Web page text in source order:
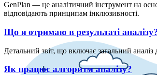
GenPlan — це аналітичний інструмент на
відповідають принципам інклюзивності.
Що я отримаю в результаті
Детальний звіт, що включає загальний
Як працює алгоритм аналізу?